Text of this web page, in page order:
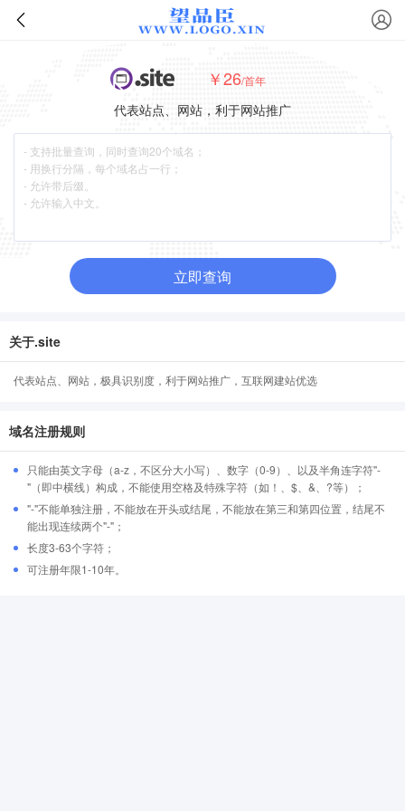
￥26/首年
代表站点、网站，利于网站推广
立即查询
关于.site
代表站点、网站，极具识别度，利于网站推广，互联网建站优选
域名注册规则
只能由英文字母（a-z，不区分大小写）、数字（0-9）、以及半角连字符"-
"（即中横线）构成，不能使用空格及特殊字符（如！、$、&、?等）；
"-"不能单独注册，不能放在开头或结尾，不能放在第三和第四位置，结尾不
能出现连续两个"-"；
长度3-63个字符；
可注册年限1-10年。